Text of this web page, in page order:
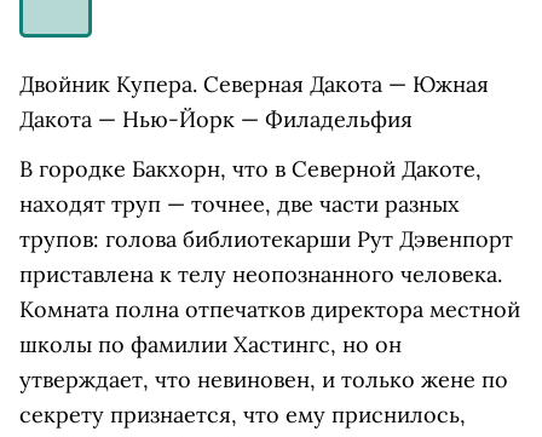
Двойник Купера. Северная Дакота — Южная
Дакота — Нью-Йорк — Филадельфия
В городке Бакхорн, что в Северной Дакоте,
находят труп — точнее, две части разных
трупов: голова библиотекарши Рут Дэвенпорт
приставлена к телу неопознанного человека.
Комната полна отпечатков директора местной
школы по фамилии Хастингс, но он
утверждает, что невиновен, и только жене по
секрету признается, что ему приснилось,